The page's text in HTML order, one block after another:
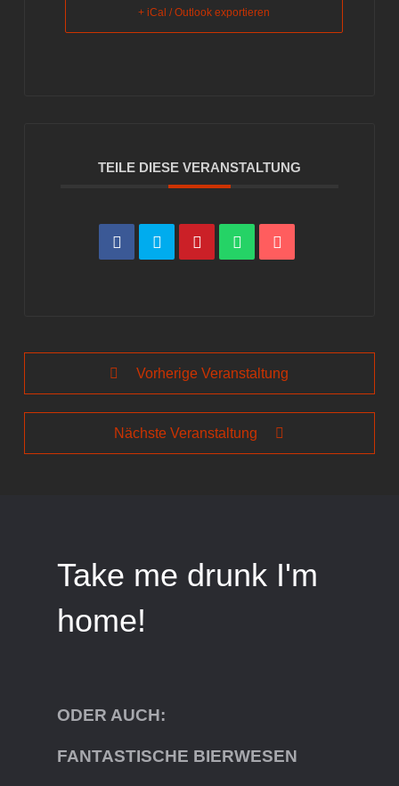
+ iCal / Outlook exportieren
TEILE DIESE VERANSTALTUNG
Vorherige Veranstaltung
Nächste Veranstaltung
Take me drunk I'm
home!
ODER AUCH:
FANTASTISCHE BIERWESEN